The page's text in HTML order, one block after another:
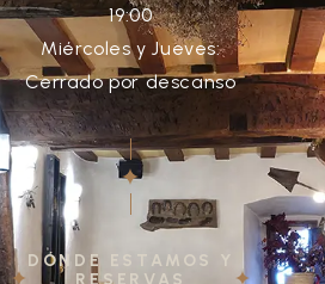
19:00
Miércoles y Jueves:
Cerrado por descanso
DÓNDE ESTAMOS Y
RESERVAS